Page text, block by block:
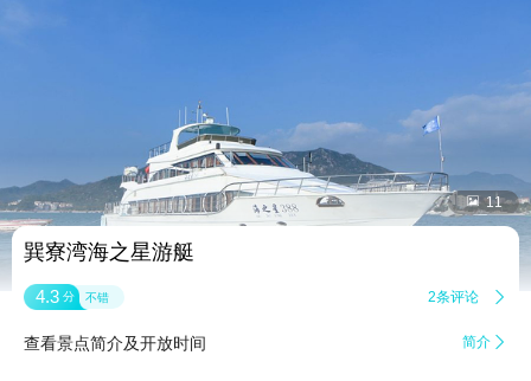
 11
巽寮湾海之星游艇
4.3 分 不错 2条评论 
查看景点简介及开放时间 简介 